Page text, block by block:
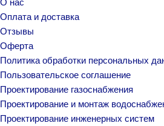
Оплата и доставка
Отзывы
Оферта
Политика обработки персональных
Пользовательское соглашение
Проектирование газоснабжения
Проектирование и монтаж
Проектирование инженерных систем